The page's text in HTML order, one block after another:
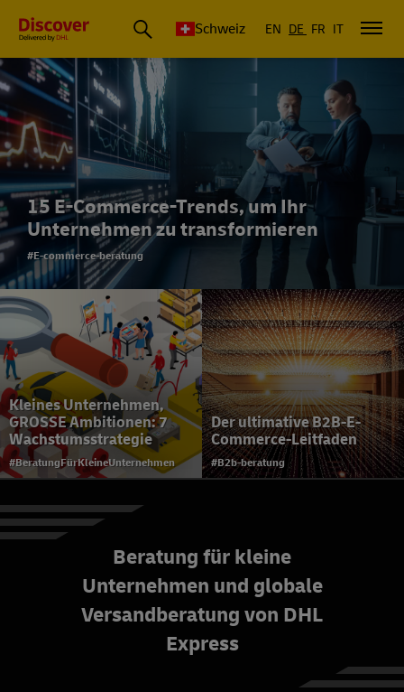
Schweiz EN DE FR IT
15 E-Commerce-Trends, um Ihr
Unternehmen zu transformieren
#E-commerce-beratung
Kleines Unternehmen,
GROSSE Ambitionen: 7
Wachstumsstrategie
#BeratungFürKleineUnternehmen
Der ultimative B2B-E-
Commerce-Leitfaden
#B2b-beratung
Was ist On-Demand-
#BeratungFürKleineUnternehmen
Beratung für kleine
Unternehmen und globale
Versandberatung von DHL
Express